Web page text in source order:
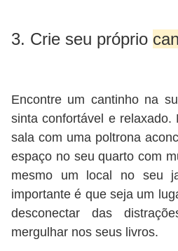
3. Crie seu próprio
Encontre um cantinho na
sinta confortável e
sala com uma poltrona
espaço no seu quarto com
mesmo um local no seu
importante é que seja um
desconectar das
mergulhar nos seus livros.